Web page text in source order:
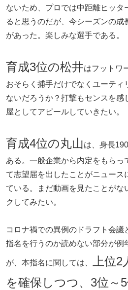
ないため、プロでは中距離ヒッタ
ると思うのだが、今シーズンの成
があった。楽しみな選手である。
育成3位の松井はフットワ
おそらく捕手だけでなくユーティ
ないだろうか？打撃もセンスを感
屋としてアピールしていきたい。
育成4位の丸山は、身長
ある。一般企業から内定をもらっ
て志望届を出したことがニュース
ている。まだ動画を見たことがな
クしてみたい。
コロナ禍での異例のドラフト会議
指名を行うのか読めない部分が例
が、本指名に関しては、
上位
を確保しつつ、3位～